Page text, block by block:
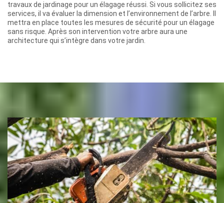
travaux de jardinage pour un élagage réussi. Si vous sollicitez ses
services, il va évaluer la dimension et l’environnement de l’arbre. Il
mettra en place toutes les mesures de sécurité pour un élagage
sans risque. Après son intervention votre arbre aura une
architecture qui s’intègre dans votre jardin.